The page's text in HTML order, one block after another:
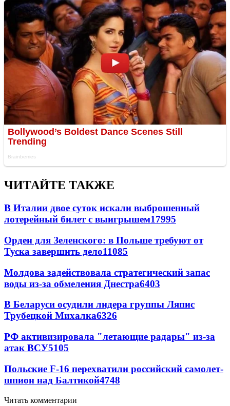
ЧИТАЙТЕ ТАКЖЕ
В Италии двое суток искали выброшенный
лотерейный билет с выигрышем17995
Орден для Зеленского: в Польше требуют от
Туска завершить дело11085
Молдова задействовала стратегический запас
воды из-за обмеления Днестра6403
В Беларуси осудили лидера группы Ляпис
Трубецкой Михалка6326
РФ активизировала "летающие радары" из-за
атак ВСУ5105
Польские F-16 перехватили российский самолет-
шпион над Балтикой4748
Читать комментарии